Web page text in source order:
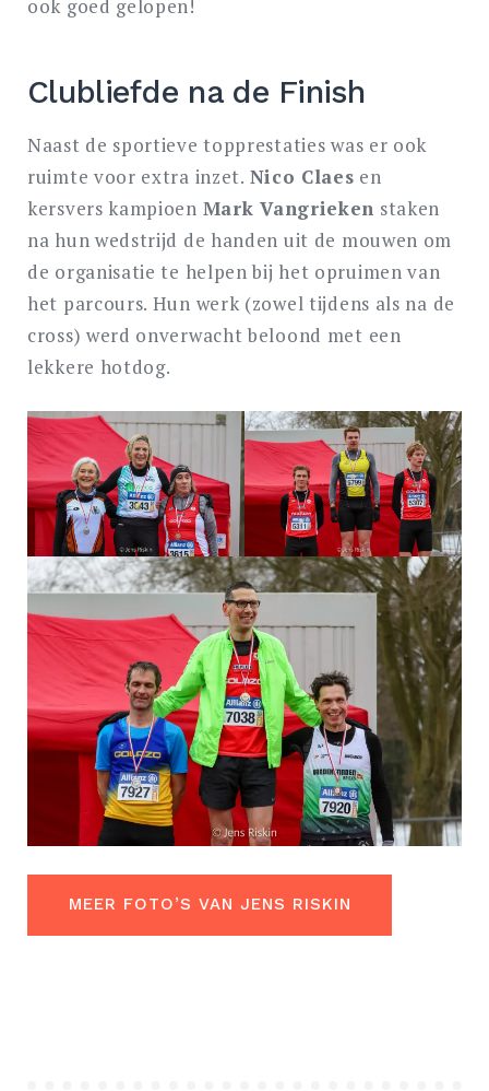
ook goed gelopen!
Clubliefde na de Finish
Naast de sportieve topprestaties was er ook
ruimte voor extra inzet. Nico Claes en
kersvers kampioen Mark Vangrieken staken
na hun wedstrijd de handen uit de mouwen om
de organisatie te helpen bij het opruimen van
het parcours. Hun werk (zowel tijdens als na de
cross) werd onverwacht beloond met een
lekkere hotdog.
MEER FOTO’S VAN JENS RISKIN